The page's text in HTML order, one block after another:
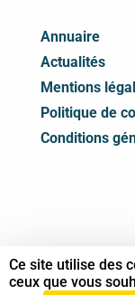
Annuaire
Actualités
Mentions
Politique de
Conditions
© Syndicat
Ce site utilise des
ceux que vous